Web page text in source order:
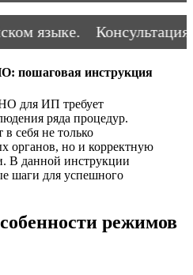
языке. Консультация
пошаговая инструкция
для ИП требует
ряда процедур.
себя не только
органов, но и корректную
В данной инструкции
шаги для успешного
режимов